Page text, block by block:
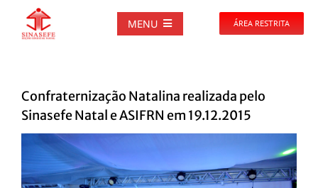
MENU
NOTÍCIAS
PUBLICAÇÕES
ÁREA RESTRITA
Confraternização Natalina realizada pelo
Sinasefe Natal e ASIFRN em 19.12.2015
Larger
Image